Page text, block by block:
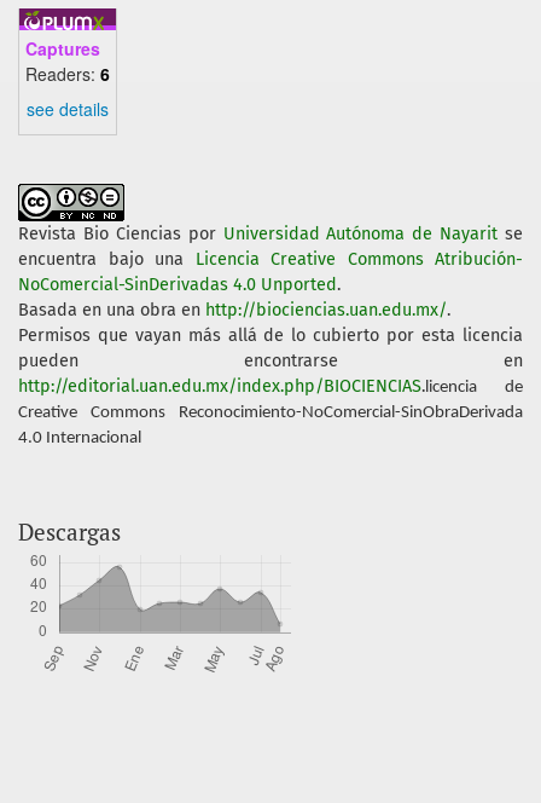
Captures
Readers: 6
see details
Revista Bio Cienciaspor Universidad Autónoma de Nayarit se
encuentra bajo una Licencia Creative Commons Atribución-
NoComercial-SinDerivadas 4.0 Unported.
Basada en una obra en http://biociencias.uan.edu.mx/.
Permisos que vayan más allá de lo cubierto por esta licencia
pueden encontrarse en
http://editorial.uan.edu.mx/index.php/BIOCIENCIAS. licencia de
Creative Commons Reconocimiento-NoComercial-SinObraDerivada
4.0 Internacional
Descargas